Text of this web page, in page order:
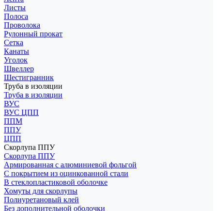
Листы
Полоса
Проволока
Рулонный прокат
Сетка
Канаты
Уголок
Швеллер
Шестигранник
Труба в изоляции
Труба в изоляции
ВУС
ВУС ЦПП
ППМ
ППУ
ЦПП
Скорлупа ППУ
Скорлупа ППУ
Армированная с алюминиевой фольгой
С покрытием из оцинкованной стали
В стеклопластиковой оболочке
Хомуты для скорлупы
Полиуретановый клей
Без дополнительной оболочки